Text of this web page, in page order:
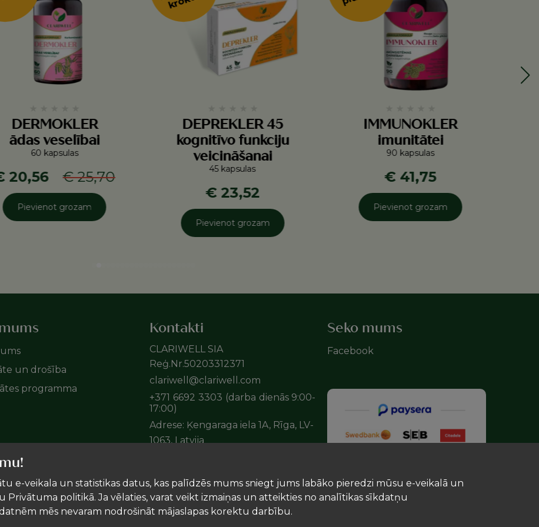
e-veikala un statistikas datus, kas palīdzēs mums sniegt jums labāko pieredzi mūsu e-veikalā un
Privātuma politikā. Ja vēlaties, varat veikt izmaiņas un atteikties no analītikas sīkdatņu
mēs nevaram nodrošināt mājaslapas korektu darbību.
DERMOKLER
ādas veselībai
60 kapsulas
20,56 € 25,70
Pievienot grozam
DEPREKLER 45
kognitīvo funkciju
veicināšanai
45 kapsulas
€ 23,52
Pievienot grozam
IMMUNOKLER
imunitātei
90 kapsulas
€ 41,75
Pievienot grozam
un drošība
programma
Kontakti
CLARIWELL SIA
Reģ.Nr.50203312371
clariwell@clariwell.com
+371 6692 3303 (darba dienās 9:00-
17:00)
Adrese: Ķengaraga iela 1A, Rīga, LV-
1063, Latvija
Seko mums
Facebook
Uztura bagātinātājs neaizstāj pilnvērtīgu un sabalansētu uzturu!